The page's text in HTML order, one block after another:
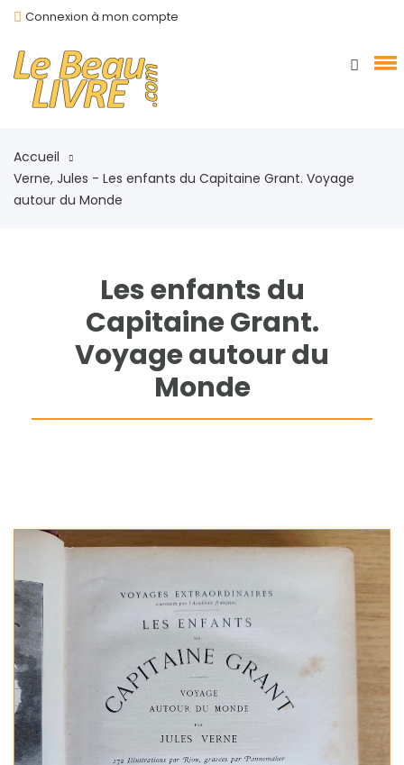
Connexion à mon compte
Accueil
Verne, Jules - Les enfants du Capitaine Grant. Voyage
autour du Monde
Les enfants du
Capitaine Grant.
Voyage autour du
Monde